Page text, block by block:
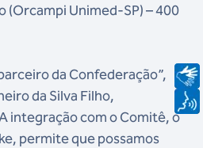
(Orcampi Unimed-SP) – 400
da Confederação”,
da Silva Filho,
integração com o Comitê, o
permite que possamos